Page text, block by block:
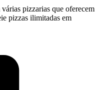
pizzarias que oferecem
pizzas ilimitadas em